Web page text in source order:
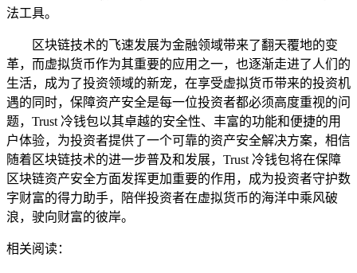
法工具。
区块链技术的飞速发展为金融领域带来了翻天覆地的变
革，而虚拟货币作为其重要的应用之一，也逐渐走进了人们的
生活，成为了投资领域的新宠，在享受虚拟货币带来的投资机
遇的同时，保障资产安全是每一位投资者都必须高度重视的问
题，Trust 冷钱包以其卓越的安全性、丰富的功能和便捷的用
户体验，为投资者提供了一个可靠的资产安全解决方案，相信
随着区块链技术的进一步普及和发展，Trust 冷钱包将在保障
区块链资产安全方面发挥更加重要的作用，成为投资者守护数
字财富的得力助手，陪伴投资者在虚拟货币的海洋中乘风破
浪，驶向财富的彼岸。
相关阅读：